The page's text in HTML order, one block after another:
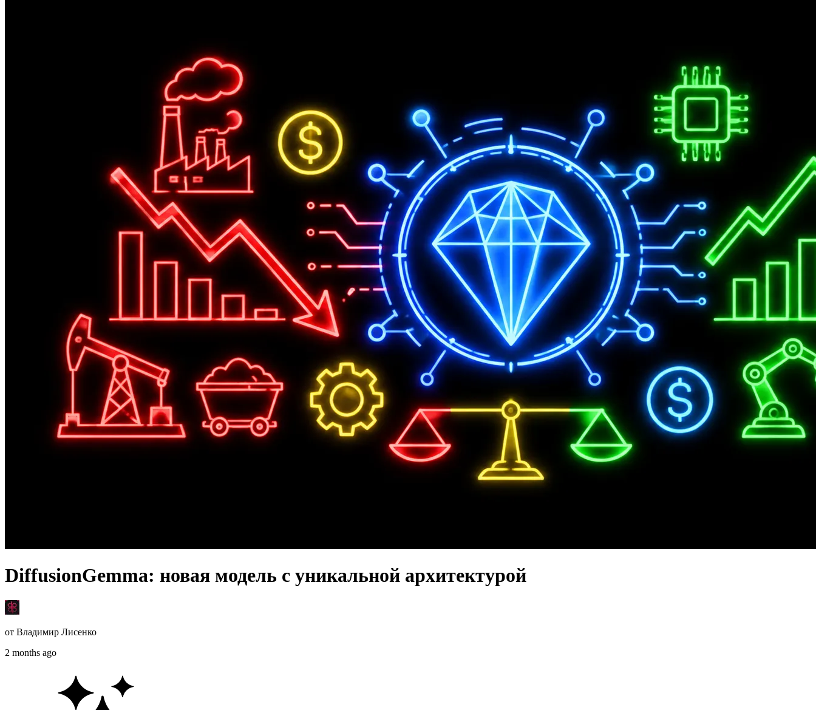
DiffusionGemma: новая модель с уникальной архитектурой
от Владимир Лисенко
2 months ago